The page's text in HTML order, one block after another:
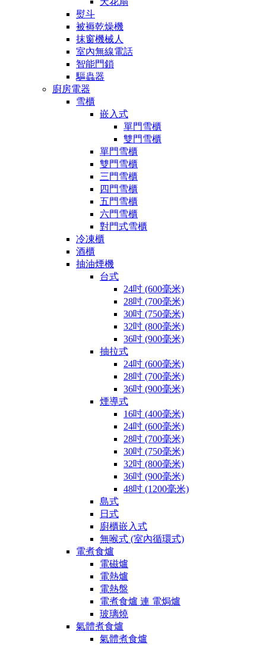
熨斗
被褥乾燥機
抹窗機械人
室內無線電話
智能門鎖
驅蟲器
廚房電器
雪櫃
嵌入式
單門雪櫃
雙門雪櫃
單門雪櫃
雙門雪櫃
三門雪櫃
四門雪櫃
五門雪櫃
六門雪櫃
對門式雪櫃
冷凍櫃
酒櫃
抽油煙機
台式
24吋 (600毫米)
28吋 (700毫米)
30吋 (750毫米)
32吋 (800毫米)
36吋 (900毫米)
抽拉式
24吋 (600毫米)
28吋 (700毫米)
36吋 (900毫米)
煙導式
16吋 (400毫米)
24吋 (600毫米)
28吋 (700毫米)
30吋 (750毫米)
32吋 (800毫米)
36吋 (900毫米)
48吋 (1200毫米)
島式
日式
廚櫃嵌入式
無喉式 (室內循環式)
電煮食爐
電磁爐
電熱爐
電熱盤
電煮食爐 連 電焗爐
玻璃燒
氣體煮食爐
氣體煮食爐